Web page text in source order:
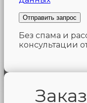
Без спама и
консультации